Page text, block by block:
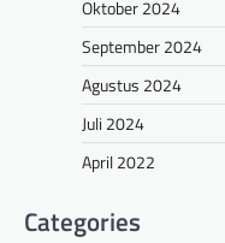
Oktober 2024
September 2024
Agustus 2024
Juli 2024
April 2022
Categories